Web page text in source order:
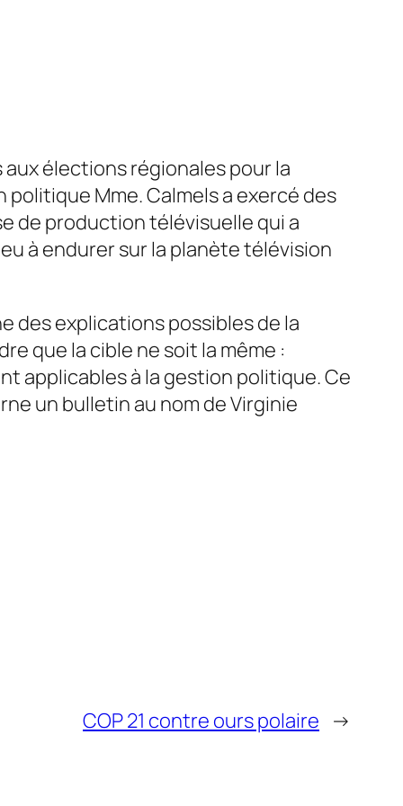
aux élections régionales pour la
Mme. Calmels a exercé des
de production télévisuelle qui a
à endurer sur la planète télévision
des explications possibles de la
que la cible ne soit la même :
applicables à la gestion politique. Ce
un bulletin au nom de Virginie
COP 21 contre ours polaire →